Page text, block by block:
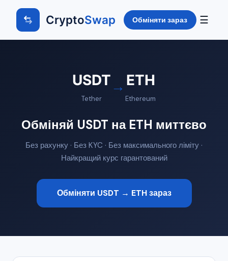
CryptoSwap Обміняти зараз ☰
USDT
Tether
→ ETH
Ethereum
Обміняй USDT на ETH миттєво
Без рахунку · Без KYC · Без максимального ліміту ·
Найкращий курс гарантований
Обміняти USDT → ETH зараз